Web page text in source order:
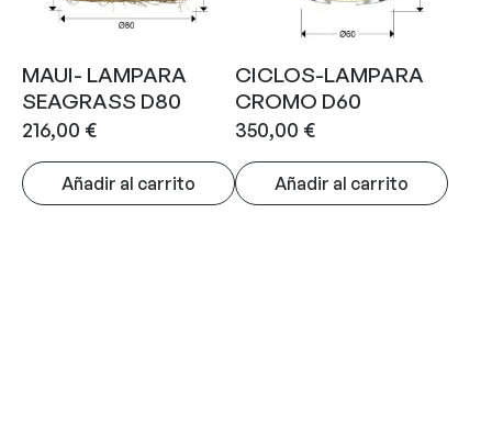
MAUI- LAMPARA
SEAGRASS D80
216,00 €
Añadir al carrito
CICLOS-LAMPARA
CROMO D60
350,00 €
Añadir al carrito